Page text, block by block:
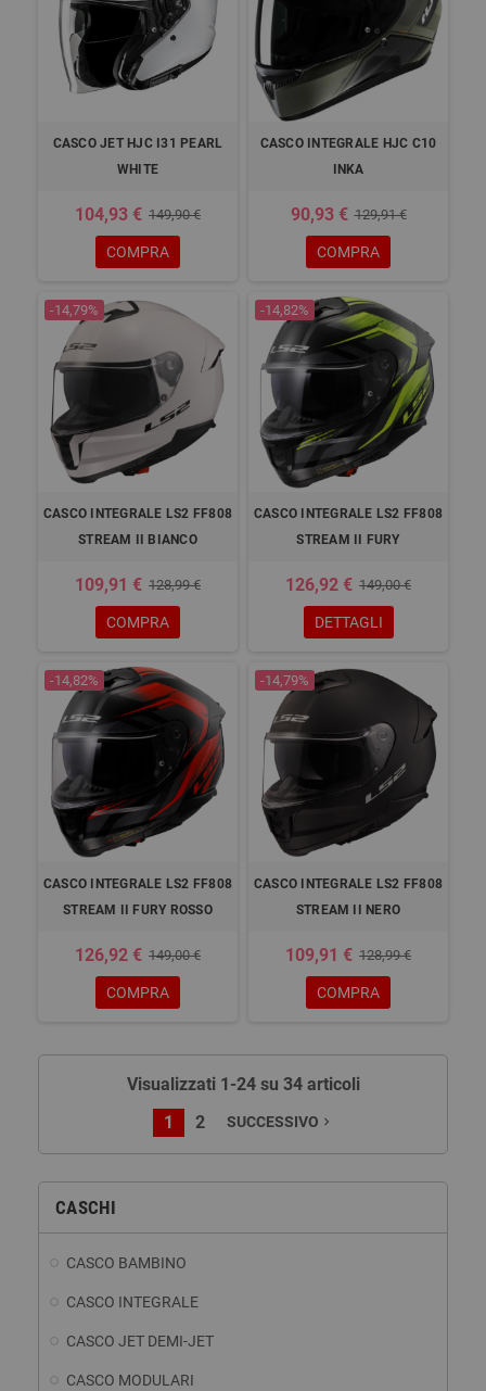
CASCHI
CASCO BAMBINO
CASCO INTEGRALE
CASCO JET DEMI-JET
CASCO MODULARI
CASCO JET HJC I31 PEARL
WHITE
104,93 € 149,90 €
COMPRA
CASCO INTEGRALE HJC C10
INKA
90,93 € 129,91 €
COMPRA
-14,79%
CASCO INTEGRALE LS2 FF808
STREAM II BIANCO
109,91 € 128,99 €
COMPRA
-14,82%
CASCO INTEGRALE LS2 FF808
STREAM II FURY
126,92 € 149,00 €
DETTAGLI
-14,82%
CASCO INTEGRALE LS2 FF808
STREAM II FURY ROSSO
126,92 € 149,00 €
COMPRA
-14,79%
CASCO INTEGRALE LS2 FF808
STREAM II NERO
109,91 € 128,99 €
COMPRA
Visualizzati 1-24 su 34 articoli
1
2 SUCCESSIVO navigate_next